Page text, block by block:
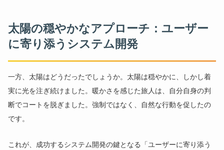
太陽の穏やかなアプローチ：ユーザー
に寄り添うシステム開発
一方、太陽はどうだったでしょうか。太陽は穏やかに、しかし着
実に光を注ぎ続けました。暖かさを感じた旅人は、自分自身の判
断でコートを脱ぎました。強制ではなく、自然な行動を促したの
です。
これが、成功するシステム開発の鍵となる「ユーザーに寄り添う